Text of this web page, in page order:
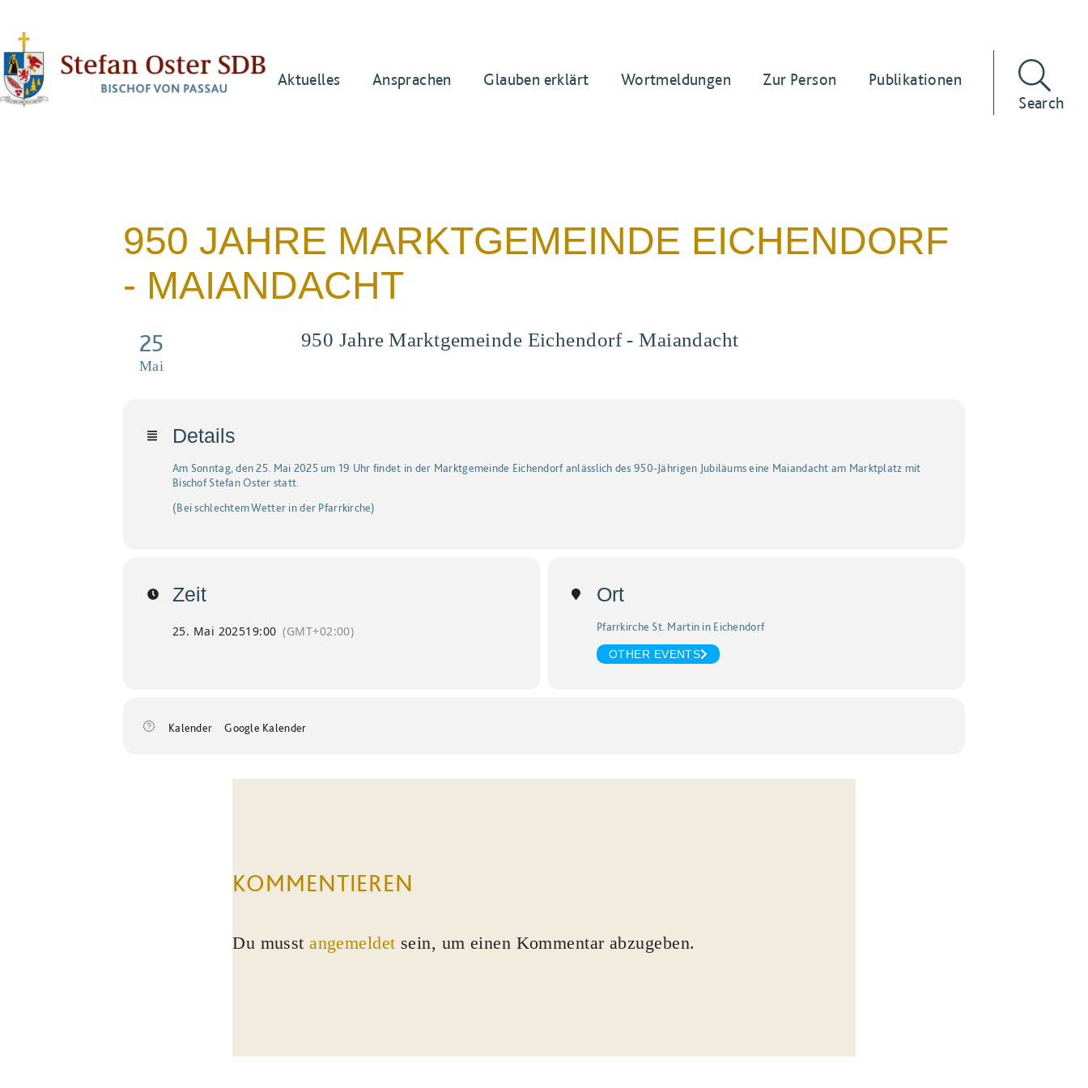
Aktuelles Ansprachen Glauben erklärt Wortmeldungen Zur Person
Publikationen
Search
950 JAHRE MARKTGEMEINDE EICHENDORF
- MAIANDACHT
25
Mai
950 Jahre Marktgemeinde Eichendorf - Maiandacht
Details
Am Sonntag, den 25. Mai 2025 um 19 Uhr findet in der Marktgemeinde Eichendorf anlässlich des 950-Jährigen Jubiläums eine Maiandacht am Marktplatz mit
Bischof Stefan Oster statt.
(Bei schlechtem Wetter in der Pfarrkirche)
Zeit
25. Mai 202519:00 (GMT+02:00)
Ort
Pfarrkirche St. Martin in Eichendorf
OTHER EVENTS
Kalender Google Kalender
KOMMENTIEREN
Du musstangemeldet sein, um einen Kommentar abzugeben.